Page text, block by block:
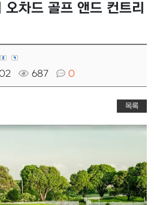
오차드 골프 앤드 컨트리
687 0
목록